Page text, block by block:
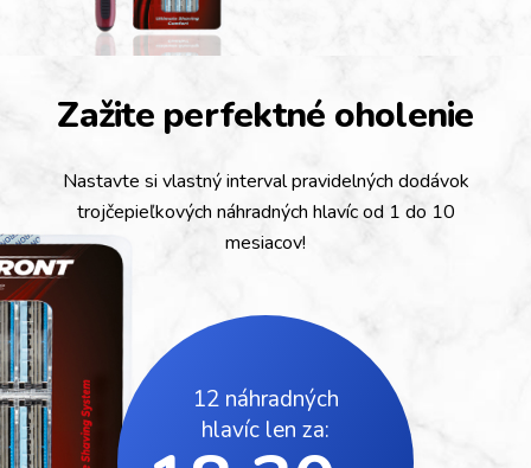
Zažite perfektné oholenie
Nastavte si vlastný interval pravidelných dodávok
trojčepieľkových náhradných hlavíc od 1 do 10
mesiacov!
12 náhradných
hlavíc len za: